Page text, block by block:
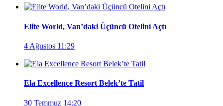
Elite World, Van’daki Üçüncü Otelini Açtı
4 Ağustos 11:29
Ela Excellence Resort Belek’te Tatil
30 Temmuz 14:20